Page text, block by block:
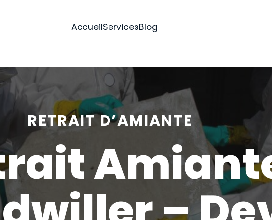
AccueilServicesBlog
RETRAIT D’AMIANTE